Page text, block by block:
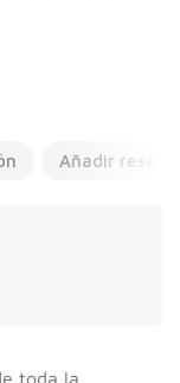
Añadir reseña
toda la